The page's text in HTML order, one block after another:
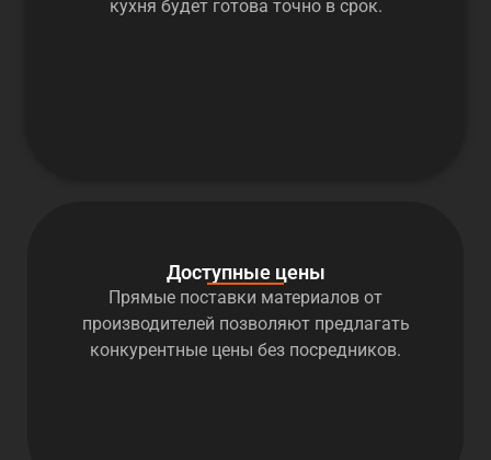
кухня будет готова точно в срок.
Доступные цены
Прямые поставки материалов от
производителей позволяют предлагать
конкурентные цены без посредников.